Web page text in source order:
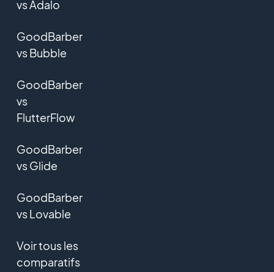
vs Adalo
GoodBarber
vs Bubble
GoodBarber
vs
FlutterFlow
GoodBarber
vs Glide
GoodBarber
vs Lovable
Voir tous les
comparatifs